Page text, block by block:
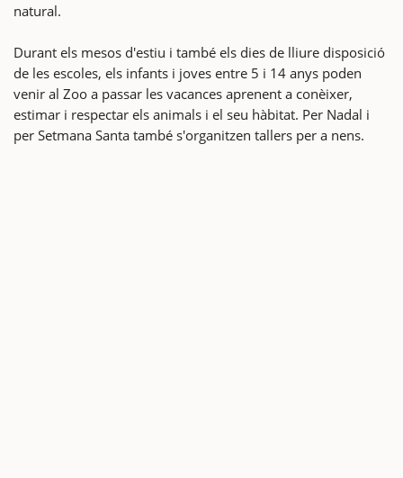
natural.
Durant els mesos d'estiu i també els dies de lliure disposició
de les escoles, els infants i joves entre 5 i 14 anys poden
venir al Zoo a passar les vacances aprenent a conèixer,
estimar i respectar els animals i el seu hàbitat. Per Nadal i
per Setmana Santa també s'organitzen tallers per a nens.